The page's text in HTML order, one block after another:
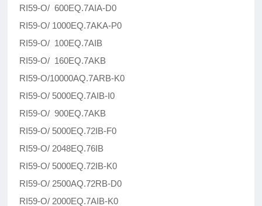
RI59-O/ 600EQ.7AIA-D0
RI59-O/ 1000EQ.7AKA-P0
RI59-O/ 100EQ.7AIB
RI59-O/ 160EQ.7AKB
RI59-O/10000AQ.7ARB-K0
RI59-O/ 5000EQ.7AIB-I0
RI59-O/ 900EQ.7AKB
RI59-O/ 5000EQ.72IB-F0
RI59-O/ 2048EQ.76IB
RI59-O/ 5000EQ.72IB-K0
RI59-O/ 2500AQ.72RB-D0
RI59-O/ 2000EQ.7AIB-K0